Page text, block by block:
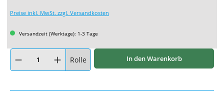
Preise inkl. MwSt. zzgl. Versandkosten
Versandzeit (Werktage): 1-3 Tage
Produkt Anzahl: Gib den gewünschten Wert ein oder benutze die Schaltflächen
Rolle In den Warenkorb